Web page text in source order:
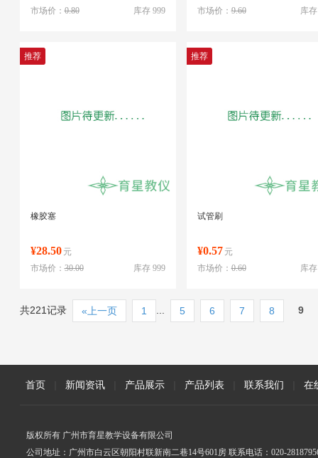
库存 999
市场价：0.80
库
市场价：9.60
推荐
橡胶塞
¥28.50 元
库存 999
市场价：30.00
推荐
试管刷
¥0.57 元
库
市场价：0.60
共221记录 «上一页 1 5 6 7 8 9
首页 新闻资讯 产品展示 产品列表 联系我们 在
版权所有 广州市育星教学设备有限公司
公司地址：广州市白云区朝阳村联新南二巷14号601房 联系电话：020-